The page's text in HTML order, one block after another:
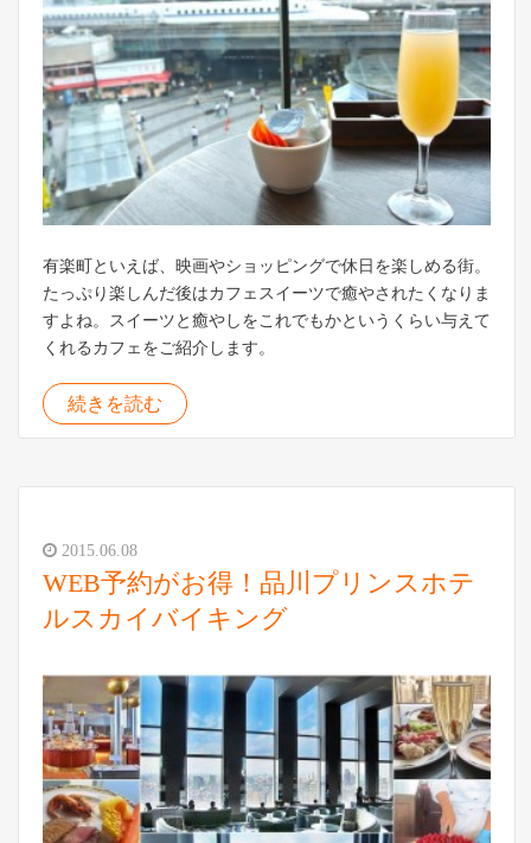
有楽町といえば、映画やショッピングで休日を楽しめる街。
たっぷり楽しんだ後はカフェスイーツで癒やされたくなりま
すよね。スイーツと癒やしをこれでもかというくらい与えて
くれるカフェをご紹介します。
続きを読む
2015.06.08
WEB予約がお得！品川プリンスホテ
ルスカイバイキング